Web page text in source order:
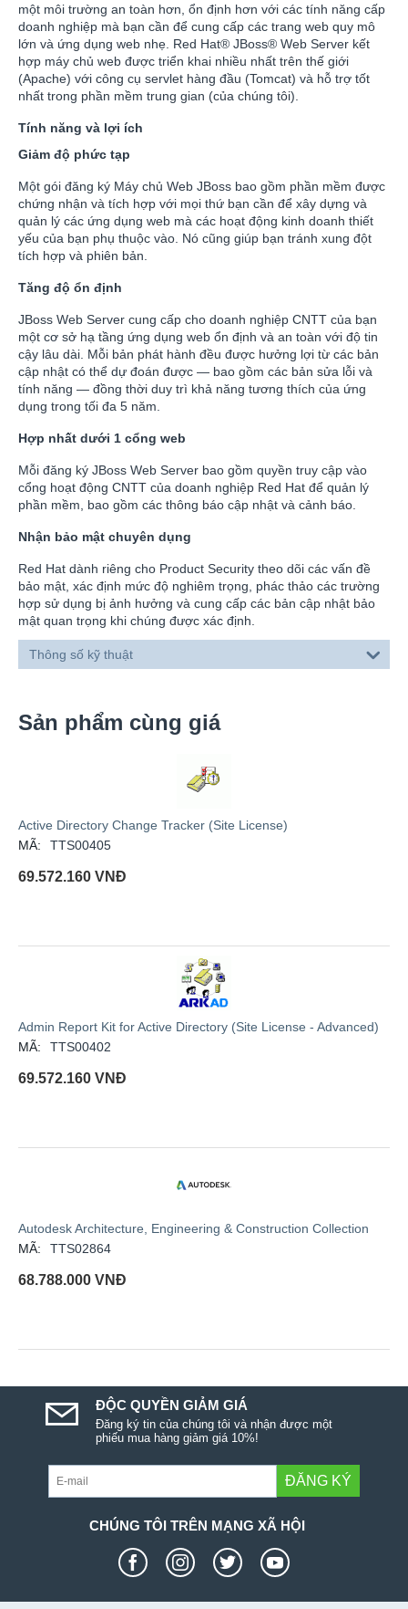
một môi trường an toàn hơn, ổn định hơn với các tính năng cấp
doanh nghiệp mà bạn cần để cung cấp các trang web quy mô
lớn và ứng dụng web nhẹ. Red Hat® JBoss® Web Server kết
hợp máy chủ web được triển khai nhiều nhất trên thế giới
(Apache) với công cụ servlet hàng đầu (Tomcat) và hỗ trợ tốt
nhất trong phần mềm trung gian (của chúng tôi).
Tính năng và lợi ích
Giảm độ phức tạp
Một gói đăng ký Máy chủ Web JBoss bao gồm phần mềm được
chứng nhận và tích hợp với mọi thứ bạn cần để xây dựng và
quản lý các ứng dụng web mà các hoạt động kinh doanh thiết
yếu của bạn phụ thuộc vào. Nó cũng giúp bạn tránh xung đột
tích hợp và phiên bản.
Tăng độ ổn định
JBoss Web Server cung cấp cho doanh nghiệp CNTT của bạn
một cơ sở hạ tầng ứng dụng web ổn định và an toàn với độ tin
cậy lâu dài. Mỗi bản phát hành đều được hưởng lợi từ các bản
cập nhật có thể dự đoán được — bao gồm các bản sửa lỗi và
tính năng — đồng thời duy trì khả năng tương thích của ứng
dụng trong tối đa 5 năm.
Hợp nhất dưới 1 cổng web
Mỗi đăng ký JBoss Web Server bao gồm quyền truy cập vào
cổng hoạt động CNTT của doanh nghiệp Red Hat để quản lý
phần mềm, bao gồm các thông báo cập nhật và cảnh báo.
Nhận bảo mật chuyên dụng
Red Hat dành riêng cho Product Security theo dõi các vấn đề
bảo mật, xác định mức độ nghiêm trọng, phác thảo các trường
hợp sử dụng bị ảnh hưởng và cung cấp các bản cập nhật bảo
mật quan trọng khi chúng được xác định.
Thông số kỹ thuật
Sản phẩm cùng giá
Active Directory Change Tracker (Site License)
MÃ:
TTS00405
69.572.160 VNĐ
Admin Report Kit for Active Directory (Site License - Advanced)
MÃ:
TTS00402
69.572.160 VNĐ
Autodesk Architecture, Engineering & Construction Collection
MÃ:
TTS02864
68.788.000 VNĐ
ĐỘC QUYỀN GIẢM GIÁ
Đăng ký tin của chúng tôi và nhận được một
phiếu mua hàng giảm giá 10%!
ĐĂNG KÝ
CHÚNG TÔI TRÊN MẠNG XÃ HỘI